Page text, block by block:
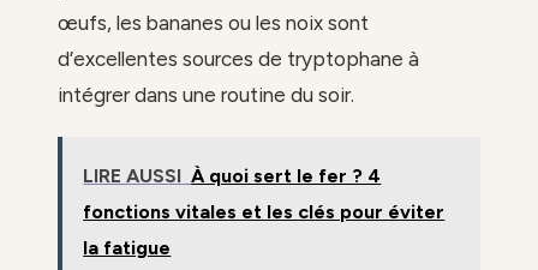
œufs, les bananes ou les noix sont
d’excellentes sources de tryptophane à
intégrer dans une routine du soir.
LIRE AUSSI À quoi sert le fer ? 4
fonctions vitales et les clés pour éviter
la fatigue